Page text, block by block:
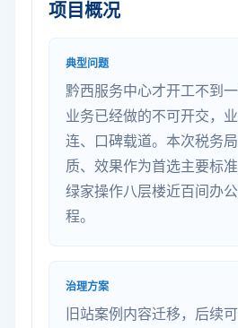
项目概况
典型问题
黔西服务中心才开工不到
业务已经做的不可开交，
连、口碑载道。本次税务
质、效果作为首选主要标
绿家操作八层楼近百间办
程。
治理方案
旧站案例内容迁移，后续